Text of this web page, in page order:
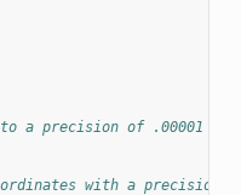
to a precision of .00001
with a precision